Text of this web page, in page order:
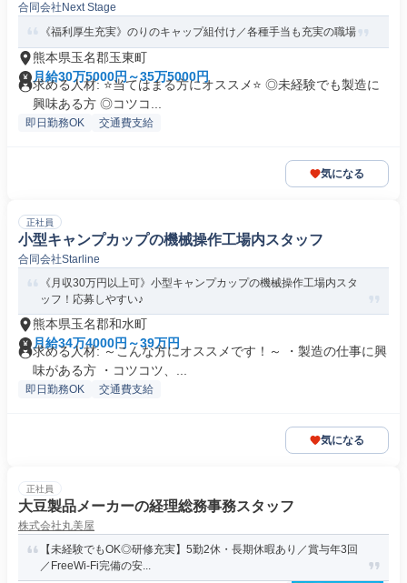
合同会社Next Stage
《福利厚生充実》のりのキャップ組付け／各種手当も充実の職場
熊本県玉名郡玉東町
月給30万5000円～35万5000円
求める人材: ⭐️当てはまる方にオススメ⭐️ ◎未経験でも製造に
興味ある方 ◎コツコ...
即日勤務OK 交通費支給
気になる
正社員
小型キャンプカップの機械操作工場内スタッフ
合同会社Starline
《月収30万円以上可》小型キャンプカップの機械操作工場内スタ
ッフ！応募しやすい♪
熊本県玉名郡和水町
月給34万4000円～39万円
求める人材: ～こんな方にオススメです！～ ・製造の仕事に興
味がある方 ・コツコツ、...
即日勤務OK 交通費支給
気になる
正社員
大豆製品メーカーの経理総務事務スタッフ
株式会社丸美屋
【未経験でもOK◎研修充実】5勤2休・長期休暇あり／賞与年3回
／FreeWi-Fi完備の安...